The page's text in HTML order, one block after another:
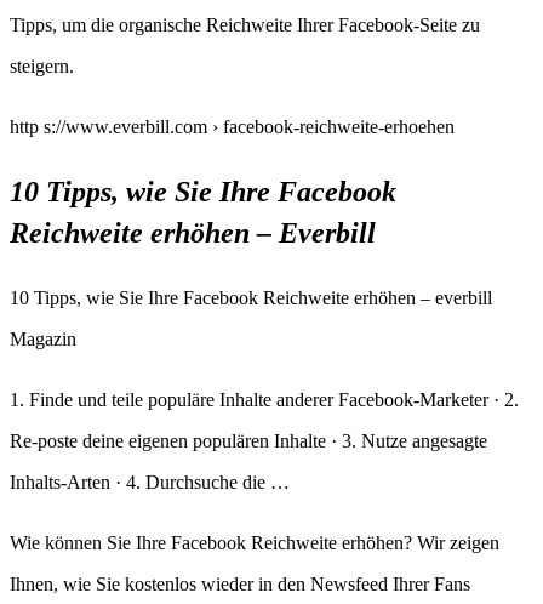
Tipps, um die organische Reichweite Ihrer Facebook-Seite zu
steigern.
http s://www.everbill.com › facebook-reichweite-erhoehen
10 Tipps, wie Sie Ihre Facebook
Reichweite erhöhen – Everbill
10 Tipps, wie Sie Ihre Facebook Reichweite erhöhen – everbill
Magazin
1. Finde und teile populäre Inhalte anderer Facebook-Marketer · 2.
Re-poste deine eigenen populären Inhalte · 3. Nutze angesagte
Inhalts-Arten · 4. Durchsuche die …
Wie können Sie Ihre Facebook Reichweite erhöhen? Wir zeigen
Ihnen, wie Sie kostenlos wieder in den Newsfeed Ihrer Fans